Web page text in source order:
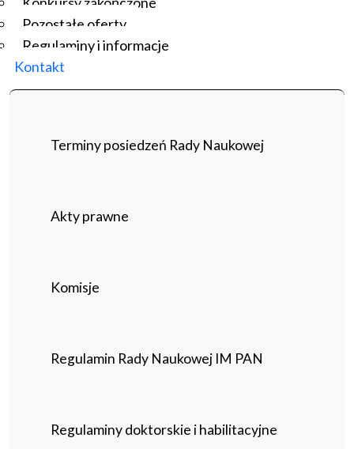
Pozostałe oferty
Regulaminy i informacje
Kontakt
Terminy posiedzeń Rady Naukowej
Akty prawne
Komisje
Regulamin Rady Naukowej IM PAN
Regulaminy doktorskie i habilitacyjne